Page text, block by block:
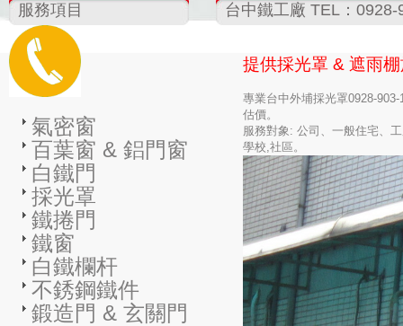
服務項目
氣密窗
百葉窗 & 鋁門窗
白鐵門
採光罩
鐵捲門
鐵窗
白鐵欄杆
不銹鋼鐵件
鍛造門 & 玄關門
台中鐵工廠 TEL：
提供採光罩 & 遮雨
專業台中外埔採光罩0928-
估價。
服務對象: 公司、一般住宅、
學校,社區。